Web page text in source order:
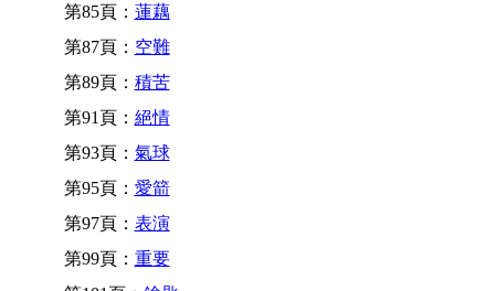
第85頁： 蓮藕
第87頁： 空難
第89頁： 積苦
第91頁： 絕情
第93頁： 氣球
第95頁： 愛箭
第97頁： 表演
第99頁： 重要